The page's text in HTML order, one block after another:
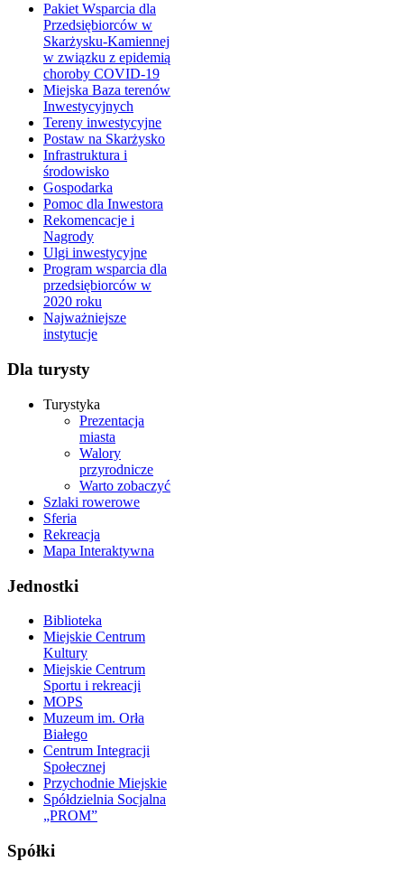
Pakiet Wsparcia dla
Przedsiębiorców w
Skarżysku-Kamiennej
w związku z epidemią
choroby COVID-19
Miejska Baza terenów
Inwestycyjnych
Tereny inwestycyjne
Postaw na Skarżysko
Infrastruktura i
środowisko
Gospodarka
Pomoc dla Inwestora
Rekomencacje i
Nagrody
Ulgi inwestycyjne
Program wsparcia dla
przedsiębiorców w
2020 roku
Najważniejsze
instytucje
Dla turysty
Turystyka
Prezentacja
miasta
Walory
przyrodnicze
Warto zobaczyć
Szlaki rowerowe
Sferia
Rekreacja
Mapa Interaktywna
Jednostki
Biblioteka
Miejskie Centrum
Kultury
Miejskie Centrum
Sportu i rekreacji
MOPS
Muzeum im. Orła
Białego
Centrum Integracji
Społecznej
Przychodnie Miejskie
Spółdzielnia Socjalna
„PROM”
Spółki